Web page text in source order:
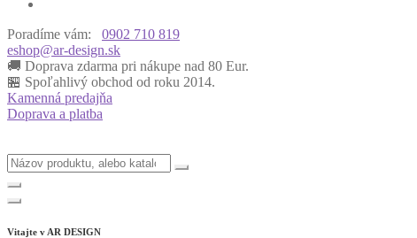
Poradíme vám:
0902 710 819
eshop@ar-design.sk
🚚 Doprava zdarma pri nákupe nad 80 Eur.
🏪 Spoľahlivý obchod od roku 2014.
Kamenná predajňa
Doprava a platba
Vitajte v AR DESIGN